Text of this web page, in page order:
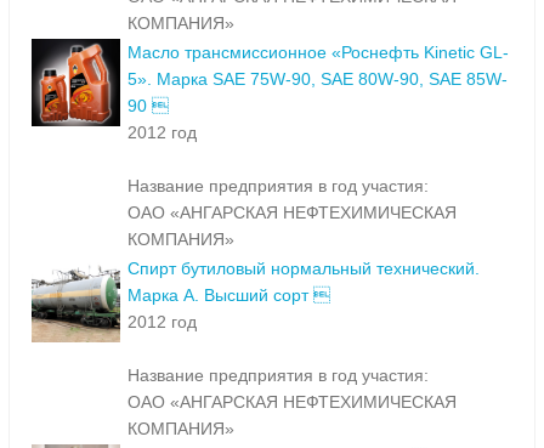
КОМПАНИЯ»
Масло трансмиссионное «Роснефть Kinetic GL-
5». Марка SAE 75W-90, SAE 80W-90, SAE 85W-
90 
2012 год
Название предприятия в год участия:
ОАО «АНГАРСКАЯ НЕФТЕХИМИЧЕСКАЯ
КОМПАНИЯ»
Спирт бутиловый нормальный технический.
Марка А. Высший сорт 
2012 год
Название предприятия в год участия:
ОАО «АНГАРСКАЯ НЕФТЕХИМИЧЕСКАЯ
КОМПАНИЯ»